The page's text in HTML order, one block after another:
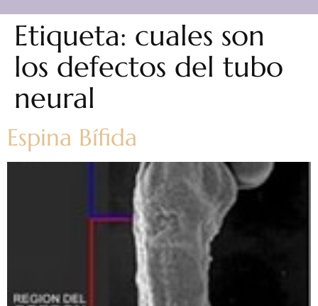
Etiqueta: cuales son
los defectos del tubo
neural
Espina Bífida